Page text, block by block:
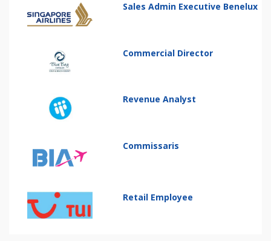
Sales Admin Executive Benelux
Commercial Director
Revenue Analyst
Commissaris
Retail Employee